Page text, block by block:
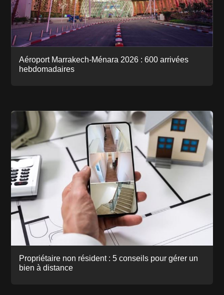
Aéroport Marrakech-Ménara 2026 : 600 arrivées
hebdomadaires
Propriétaire non résident : 5 conseils pour gérer un
bien à distance